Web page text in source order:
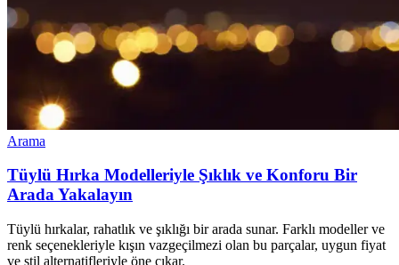
Arama
Tüylü Hırka Modelleriyle Şıklık ve Konforu Bir
Arada Yakalayın
Tüylü hırkalar, rahatlık ve şıklığı bir arada sunar. Farklı modeller ve
renk seçenekleriyle kışın vazgeçilmezi olan bu parçalar, uygun fiyat
ve stil alternatifleriyle öne çıkar.